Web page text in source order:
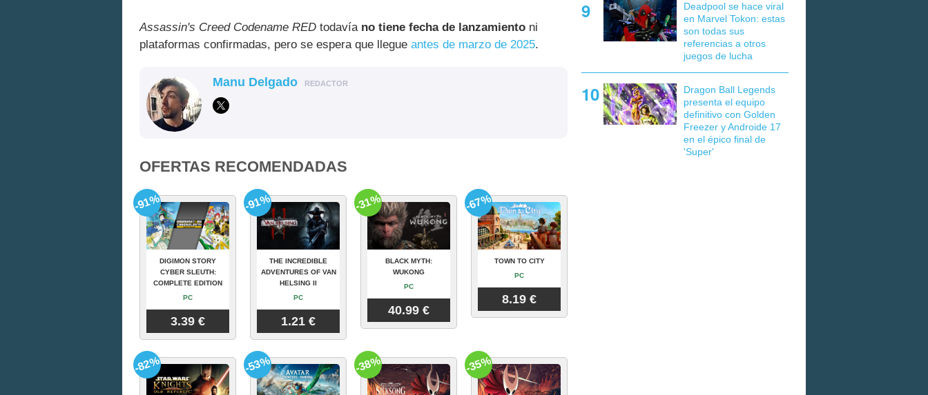
Assassin's Creed Codename RED todavía no tiene fecha de lanzamiento ni
plataformas confirmadas, pero se espera que llegue antes de marzo de 2025.
Manu Delgado REDACTOR
OFERTAS RECOMENDADAS
DIGIMON STORY
CYBER SLEUTH:
COMPLETE EDITION
PC
3.39 €
-91%
THE INCREDIBLE
ADVENTURES OF VAN
HELSING II
PC
1.21 €
-91%
BLACK MYTH:
WUKONG
PC
40.99 €
-31%
TOWN TO CITY
PC
8.19 €
-67%
-82% -53% -38% -35%
Deadpool se hace viral
en Marvel Tokon: estas
son todas sus
referencias a otros
juegos de lucha
Dragon Ball Legends
presenta el equipo
definitivo con Golden
Freezer y Androide 17
en el épico final de
'Super'